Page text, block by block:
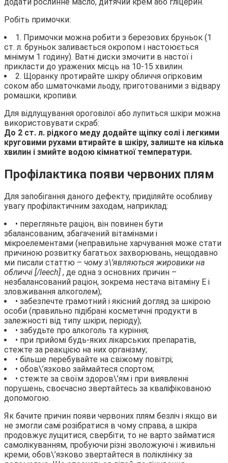
Робіть примочки:
1. Примочки можна робити з березових бруньок (1
ст. л. бруньок заливається окропом і настоюється
мінімум 1 годину). Ватні диски змочити в настої і
прикласти до уражених місць на 10-15 хвилин.
2. Щоранку протирайте шкіру обличчя огірковим
соком або шматочками льоду, приготованими з відвару
ромашки, кропиви.
Для відлущування ороговілої або лупиться шкіри можна
використовувати скраб:
До 2 ст. л. рідкого меду додайте щіпку солі і легкими
круговими рухами втирайте в шкіру, залиште на кілька
хвилин і змийте водою кімнатної температури.
Профілактика появи червоних плям
Для запобігання даного дефекту, приділяйте особливу
увагу профілактичним заходам, наприклад:
• перегляньте раціон, він повинен бути
збалансованим, збагачений вітамінами і
мікроелементами (неправильне харчування може стати
причиною розвитку багатьох захворювань, нещодавно
ми писали статтю – чому з\’являються жировики на
обличчі [/leech] , де одна з основних причин –
незбалансований раціон, зокрема нестача вітаміну Е і
зловживання алкоголем);
• забезпечте грамотний і якісний догляд за шкірою
особи (правильно підібрані косметичні продукти в
залежності від типу шкіри, періоду);
• забудьте про алкоголь та куріння;
• при прийомі будь-яких лікарських препаратів,
стежте за реакцією на них організму;
• більше перебувайте на свіжому повітрі;
• обов\’язково займайтеся спортом;
• стежте за своїм здоров\’ям і при виявленні
порушень, своєчасно звертайтесь за кваліфікованою
допомогою.
Як бачите причин появи червоних плям безліч і якщо ви
не змогли самі розібратися в чому справа, а шкіра
продовжує лущитися, свербіти, то не варто займатися
самолікуванням, пробуючи різні зволожуючі і живильні
креми, обов\’язково звертайтеся в поліклініку за